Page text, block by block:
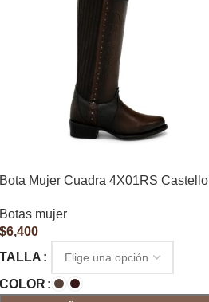
Bota Mujer Cuadra 4X01RS Castello
Botas mujer
$6,400
TALLA
COLOR